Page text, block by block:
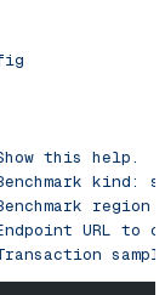
this help.
kind:
region
URL to